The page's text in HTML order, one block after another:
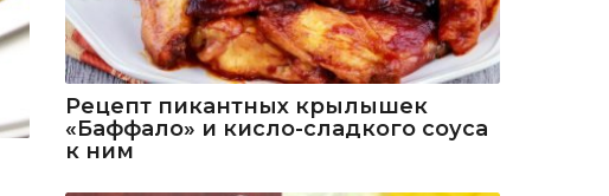
Рецепт пикантных крылышек
«Баффало» и кисло-сладкого соуса
к ним